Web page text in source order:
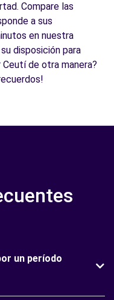
Compare las
a sus
en nuestra
disposición para
de otra manera?
un período